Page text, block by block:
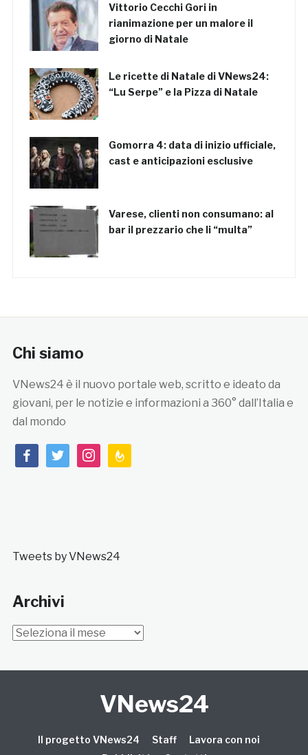
Vittorio Cecchi Gori in
rianimazione per un malore il
giorno di Natale
Le ricette di Natale di VNews24:
“Lu Serpe” e la Pizza di Natale
Gomorra 4: data di inizio ufficiale,
cast e anticipazioni esclusive
Varese, clienti non consumano: al
bar il prezzario che li “multa”
Chi siamo
VNews24 è il nuovo portale web, scritto e ideato da
giovani, per le notizie e informazioni a 360° dall’Italia e
dal mondo
facebooktwitterinstagramfeedburner
Tweets by VNews24
Archivi
Archivi
VNews24
Il progetto VNews24 Staff
Lavora con noi